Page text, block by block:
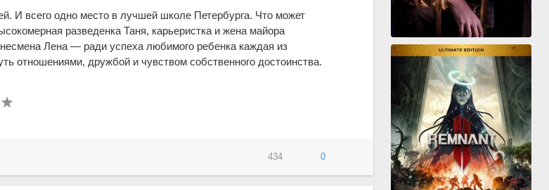
И всего одно место в лучшей школе Петербурга. Что может
разведенка Таня, карьеристка и жена майора
Лена — ради успеха любимого ребенка каждая из
отношениями, дружбой и чувством собственного достоинства.
434 0